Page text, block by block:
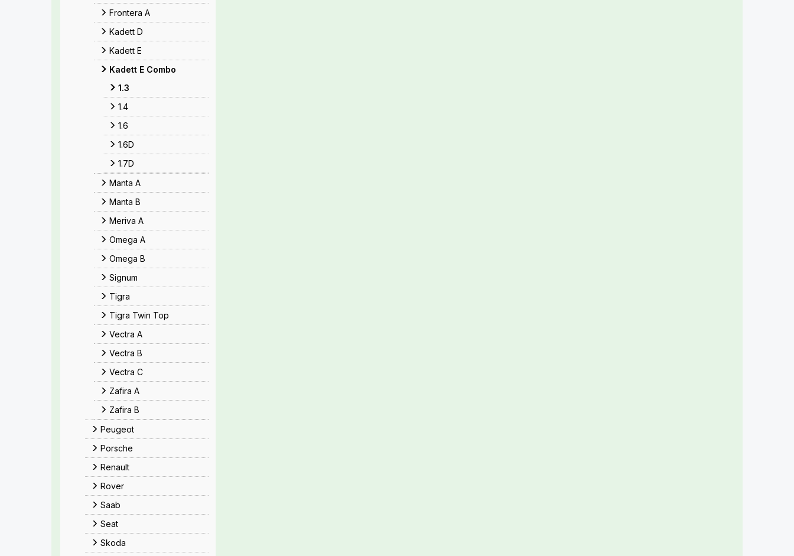
Frontera A
Kadett D
Kadett E
Kadett E Combo
1.3
1.4
1.6
1.6D
1.7D
Manta A
Manta B
Meriva A
Omega A
Omega B
Signum
Tigra
Tigra Twin Top
Vectra A
Vectra B
Vectra C
Zafira A
Zafira B
Peugeot
Porsche
Renault
Rover
Saab
Seat
Skoda